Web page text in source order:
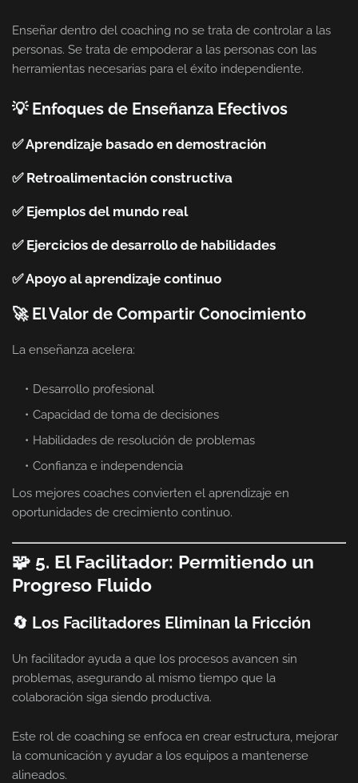
Enseñar dentro del coaching no se trata de controlar a las
personas. Se trata de empoderar a las personas con las
herramientas necesarias para el éxito independiente.
💡 Enfoques de Enseñanza Efectivos
✅ Aprendizaje basado en demostración
✅ Retroalimentación constructiva
✅ Ejemplos del mundo real
✅ Ejercicios de desarrollo de habilidades
✅ Apoyo al aprendizaje continuo
🚀 El Valor de Compartir Conocimiento
La enseñanza acelera:
Desarrollo profesional
Capacidad de toma de decisiones
Habilidades de resolución de problemas
Confianza e independencia
Los mejores coaches convierten el aprendizaje en
oportunidades de crecimiento continuo.
🧩 5. El Facilitador: Permitiendo un
Progreso Fluido
🔄 Los Facilitadores Eliminan la Fricción
Un facilitador ayuda a que los procesos avancen sin
problemas, asegurando al mismo tiempo que la
colaboración siga siendo productiva.
Este rol de coaching se enfoca en crear estructura, mejorar
la comunicación y ayudar a los equipos a mantenerse
alineados.